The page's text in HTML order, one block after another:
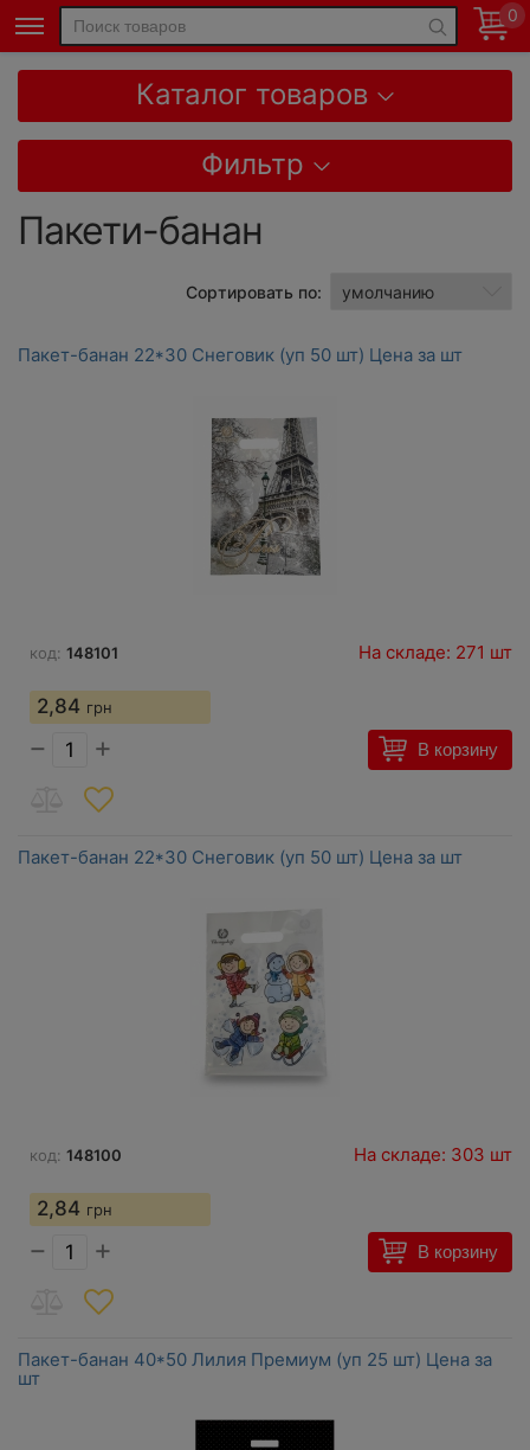
0
Каталог товаров
Фильтр
Пакети-банан
Сортировать по:
Пакет-банан 22*30 Снеговик (уп 50 шт) Цена за шт
код: 148101 На складе: 271 шт
2,84 грн
− + В корзину
Пакет-банан 22*30 Снеговик (уп 50 шт) Цена за шт
код: 148100 На складе: 303 шт
2,84 грн
− + В корзину
Пакет-банан 40*50 Лилия Премиум (уп 25 шт) Цена за
шт